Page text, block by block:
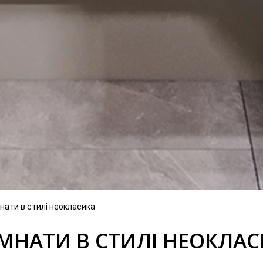
в стилі неокласика
В СТИЛІ